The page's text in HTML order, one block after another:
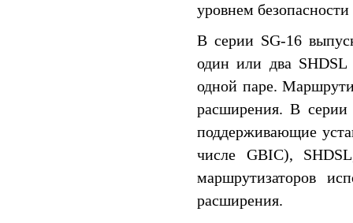
уровнем
В серии SG-16
один или два SHDSL
одной паре.
расширения. В серии
поддерживающие
числе GBIC),
маршрутизаторов
расширения.